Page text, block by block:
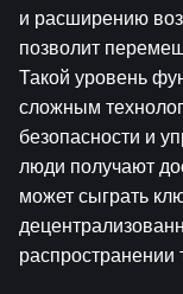
и расширению
позволит
Такой уровень
сложным
безопасности и
люди получают
может сыграть
распространении